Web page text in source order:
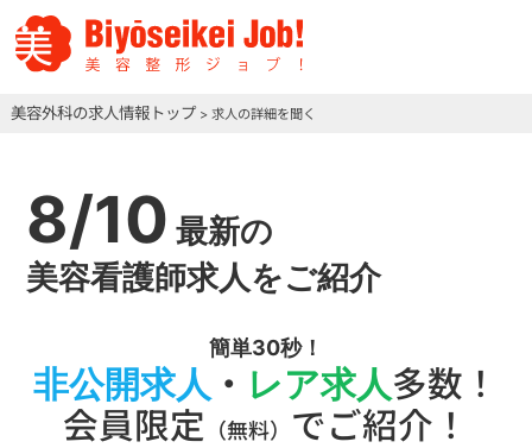
美容外科の求人情報トップ > 求人の詳細を聞く
8/10 最新の
美容看護師求人をご紹介
簡単30秒！
非公開求人 ・ レア求人多数！
会員限定 （無料） でご紹介！